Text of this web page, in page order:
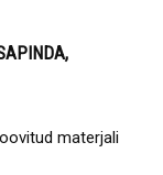
materjali